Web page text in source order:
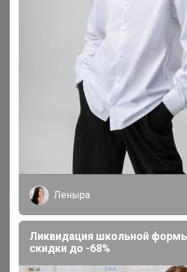
Сбор заказов в данной
завершен
Леныра
Ликвидация школьной
скидки до -68%